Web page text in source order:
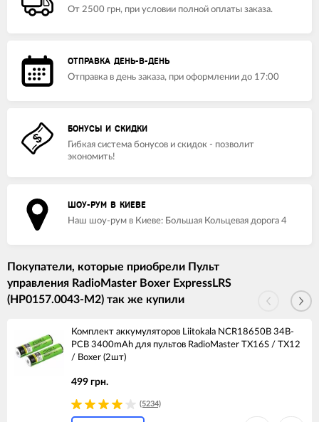
От 2500 грн, при условии полной оплаты заказа.
ОТПРАВКА ДЕНЬ-В-ДЕНЬ
Отправка в день заказа, при оформлении до 17:00
БОНУСЫ И СКИДКИ
Гибкая система бонусов и скидок - позволит
экономить!
ШОУ-РУМ В КИЕВЕ
Наш шоу-рум в Киеве: Большая Кольцевая дорога 4
Покупатели, которые приобрели Пульт
управления RadioMaster Boxer ExpressLRS
(HP0157.0043-M2) так же купили
Комплект аккумуляторов Liitokala NCR18650B 34B-
PCB 3400mAh для пультов RadioMaster TX16S / TX12
/ Boxer (2шт)
499 грн.
(5234)